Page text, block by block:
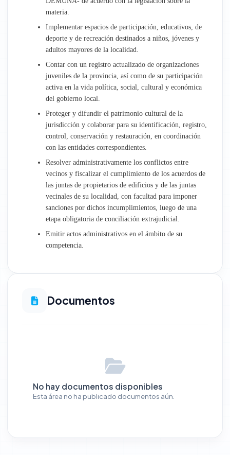
materia.
Implementar espacios de participación, educativos, de
deporte y de recreación destinados a niños, jóvenes y
adultos mayores de la localidad.
Contar con un registro actualizado de organizaciones
juveniles de la provincia, así como de su participación
activa en la vida política, social, cultural y económica
del gobierno local.
Proteger y difundir el patrimonio cultural de la
jurisdicción y colaborar para su identificación, registro,
control, conservación y restauración, en coordinación
con las entidades correspondientes.
Resolver administrativamente los conflictos entre
vecinos y fiscalizar el cumplimiento de los acuerdos de
las juntas de propietarios de edificios y de las juntas
vecinales de su localidad, con facultad para imponer
sanciones por dichos incumplimientos, luego de una
etapa obligatoria de conciliación extrajudicial.
Emitir actos administrativos en el ámbito de su
competencia.
Documentos
No hay documentos disponibles
Esta área no ha publicado documentos aún.